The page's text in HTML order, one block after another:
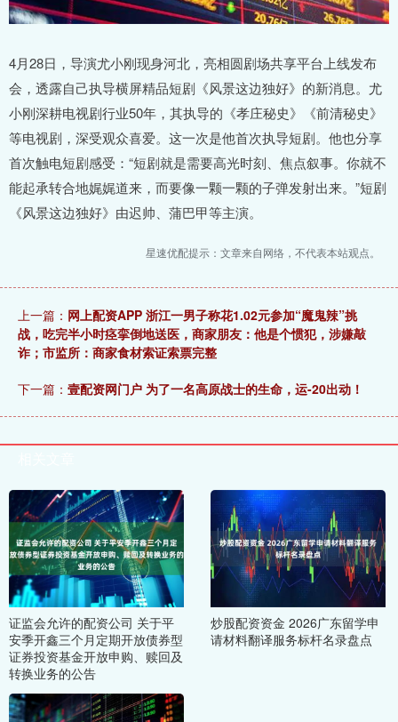
4月28日，导演尤小刚现身河北，亮相圆剧场共享平台上线发布
会，透露自己执导横屏精品短剧《风景这边独好》的新消息。尤
小刚深耕电视剧行业50年，其执导的《孝庄秘史》《前清秘史》
等电视剧，深受观众喜爱。这一次是他首次执导短剧。他也分享
首次触电短剧感受：“短剧就是需要高光时刻、焦点叙事。你就不
能起承转合地娓娓道来，而要像一颗一颗的子弹发射出来。”短剧
《风景这边独好》由迟帅、蒲巴甲等主演。
星速优配提示：文章来自网络，不代表本站观点。
上一篇： 网上配资APP 浙江一男子称花1.02元参加“魔鬼辣”挑
战，吃完半小时痉挛倒地送医，商家朋友：他是个惯犯，涉嫌敲
诈；市监所：商家食材索证索票完整
下一篇： 壹配资网门户 为了一名高原战士的生命，运-20出动！
证监会允许的配资公司 关于平
安季开鑫三个月定期开放债券型
证券投资基金开放申购、赎回及
转换业务的公告
炒股配资资金 2026广东留学申
请材料翻译服务标杆名录盘点